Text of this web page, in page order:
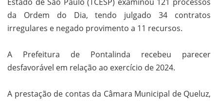
da Ordem do Dia, tendo julgado 34 contratos
irregulares e negado provimento a 11 recursos.
A Prefeitura de Pontalinda recebeu parecer
desfavorável em relação ao exercício de 2024.
A prestação de contas da Câmara Municipal de Queluz,